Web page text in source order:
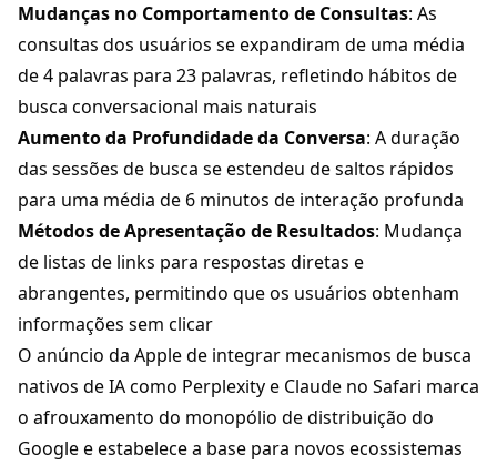
Mudanças no Comportamento de Consultas: As
consultas dos usuários se expandiram de uma média
de 4 palavras para 23 palavras, refletindo hábitos de
busca conversacional mais naturais
Aumento da Profundidade da Conversa: A duração
das sessões de busca se estendeu de saltos rápidos
para uma média de 6 minutos de interação profunda
Métodos de Apresentação de Resultados: Mudança
de listas de links para respostas diretas e
abrangentes, permitindo que os usuários obtenham
informações sem clicar
O anúncio da Apple de integrar mecanismos de busca
nativos de IA como Perplexity e Claude no Safari marca
o afrouxamento do monopólio de distribuição do
Google e estabelece a base para novos ecossistemas